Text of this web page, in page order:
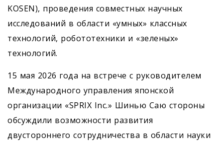
KOSEN), проведения совместных научных
исследований в области «умных» классных
технологий, робототехники и «зеленых»
технологий.
15 мая 2026 года на встрече с руководителем
Международного управления японской
организации «SPRIX Inc.» Шинью Саю стороны
обсуждили возможности развития
двустороннего сотрудничества в области науки